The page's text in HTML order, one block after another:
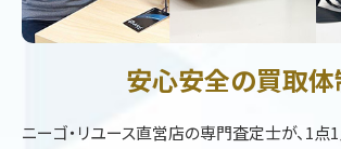
安心安全の買取体
ニーゴ・リユース直営店の専門査定士が、1点